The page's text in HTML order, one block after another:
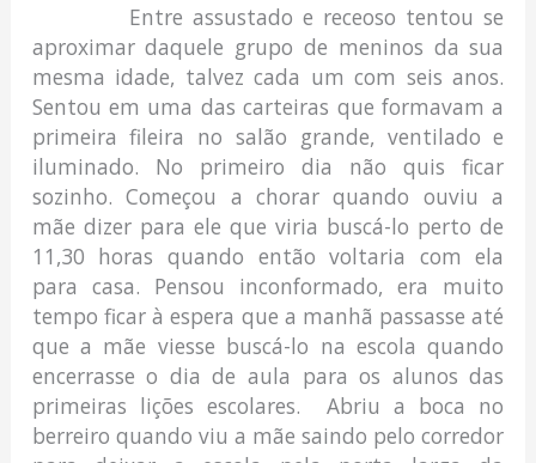
Entre assustado e receoso tentou se
aproximar daquele grupo de meninos da sua
mesma idade, talvez cada um com seis anos.
Sentou em uma das carteiras que formavam a
primeira fileira no salão grande, ventilado e
iluminado. No primeiro dia não quis ficar
sozinho. Começou a chorar quando ouviu a
mãe dizer para ele que viria buscá-lo perto de
11,30 horas quando então voltaria com ela
para casa. Pensou inconformado, era muito
tempo ficar à espera que a manhã passasse até
que a mãe viesse buscá-lo na escola quando
encerrasse o dia de aula para os alunos das
primeiras lições escolares. Abriu a boca no
berreiro quando viu a mãe saindo pelo corredor